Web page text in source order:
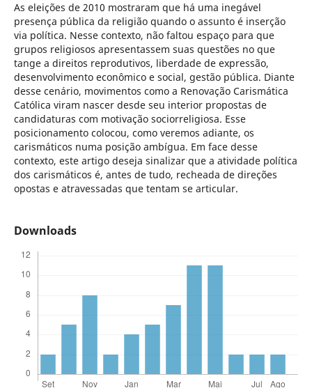
As eleições de 2010 mostraram que há uma inegável
presença pública da religião quando o assunto é inserção
via política. Nesse contexto, não faltou espaço para que
grupos religiosos apresentassem suas questões no que
tange a direitos reprodutivos, liberdade de expressão,
desenvolvimento econômico e social, gestão pública. Diante
desse cenário, movimentos como a Renovação Carismática
Católica viram nascer desde seu interior propostas de
candidaturas com motivação sociorreligiosa. Esse
posicionamento colocou, como veremos adiante, os
carismáticos numa posição ambígua. Em face desse
contexto, este artigo deseja sinalizar que a atividade política
dos carismáticos é, antes de tudo, recheada de direções
opostas e atravessadas que tentam se articular.
Downloads